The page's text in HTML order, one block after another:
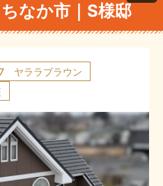
なか市｜S様邸
ヤララブラウン